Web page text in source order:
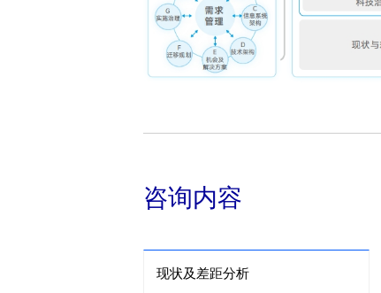
咨询内容
现状及差距分析